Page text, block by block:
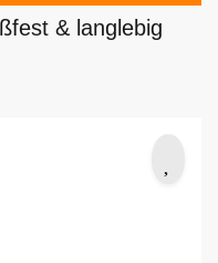
& langlebig